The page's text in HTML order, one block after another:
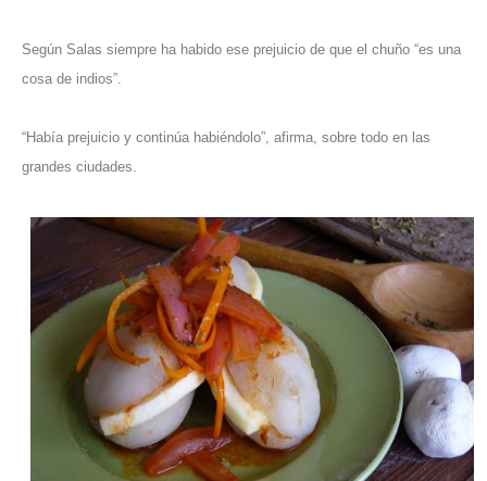
Según Salas siempre ha habido ese prejuicio de que el chuño “es una
cosa de indios”.
“Había prejuicio y continúa habiéndolo”, afirma, sobre todo en las
grandes ciudades.